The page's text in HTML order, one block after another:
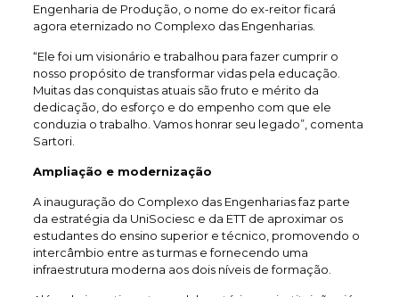
Engenharia de Produção, o nome do ex-reitor ficará
agora eternizado no Complexo das Engenharias.
“Ele foi um visionário e trabalhou para fazer cumprir o
nosso propósito de transformar vidas pela educação.
Muitas das conquistas atuais são fruto e mérito da
dedicação, do esforço e do empenho com que ele
conduzia o trabalho. Vamos honrar seu legado”, comenta
Sartori.
Ampliação e modernização
A inauguração do Complexo das Engenharias faz parte
da estratégia da UniSociesc e da ETT de aproximar os
estudantes do ensino superior e técnico, promovendo o
intercâmbio entre as turmas e fornecendo uma
infraestrutura moderna aos dois níveis de formação.